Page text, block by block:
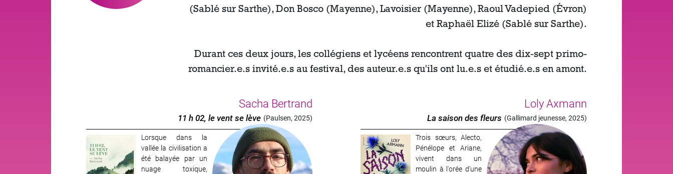
(Sablé sur Sarthe), Don Bosco (Mayenne), Lavoisier (Mayenne), Raoul Vadepied (Évron)
et Raphaël Elizé (Sablé sur Sarthe).
Durant ces deux jours, les collégiens et lycéens rencontrent quatre des dix-sept primo-
romancier.e.s invité.e.s au festival, des auteur.e.s qu'ils ont lu.e.s et étudié.e.s en amont.
Loly Axmann
(Gallimard jeunesse, 2025)
La saison des fleurs
Image
Trois sœurs, Alecto,
Pénélope et Ariane,
vivent dans un
moulin à l'orée d'une
Sacha Bertrand
(Paulsen, 2025)
11 h 02, le vent se lève
Lorsque dans la
vallée la civilisation a
été balayée par un
nuage toxique,